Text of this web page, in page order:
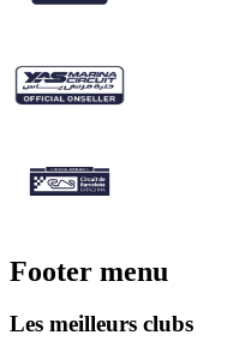
Footer menu
Les meilleurs clubs